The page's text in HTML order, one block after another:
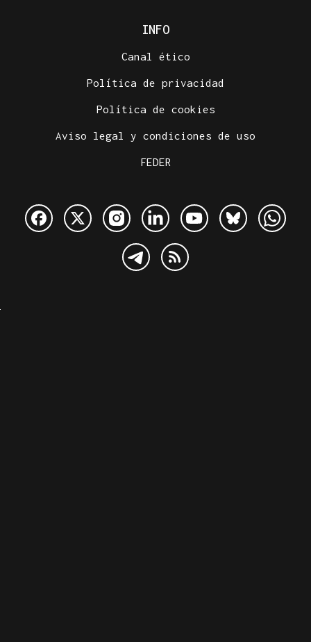
INFO
Canal ético
Política de privacidad
Política de cookies
Aviso legal y condiciones de uso
FEDER